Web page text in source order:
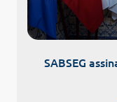
SABSEG